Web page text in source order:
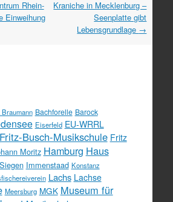
Rhein-
Einweihung
Kraniche in Mecklenburg –
Seenplatte gibt
Lebensgrundlage →
Bachforelle Barock
Eiserfeld EU-WRRL
Fritz-Busch-Musikschule Fritz
Moritz Hamburg Haus
Immenstaad Konstanz
Lachs Lachse
Meersburg MGK Museum für